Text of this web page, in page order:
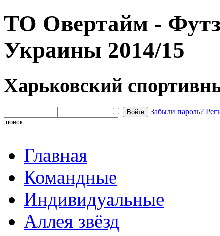
ТО Овертайм -
Украины 2014/15
Харьковский
Забыли пароль?
Главная
Командные
Индивидуальные
Аллея звёзд